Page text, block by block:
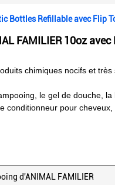
Bottles Refillable avec Flip
FAMILIER 10oz avec
chimiques nocifs et très
le gel de douche, la
pour
d'ANIMAL FAMILIER